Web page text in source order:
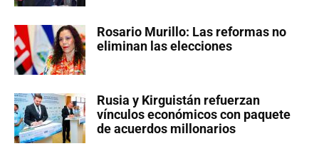
Rosario Murillo: Las reformas no
eliminan las elecciones
Rusia y Kirguistán refuerzan
vínculos económicos con paquete
de acuerdos millonarios